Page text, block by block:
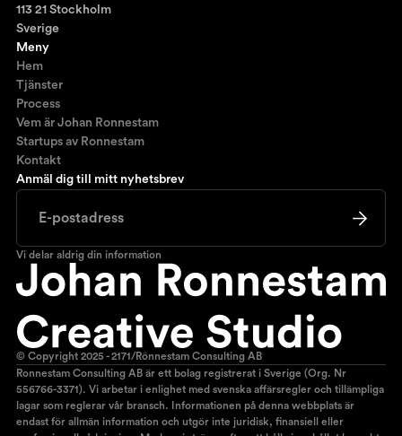
Anmäl dig till mitt nyhetsbrev
Vi delar aldrig din information
113 21 Stockholm
Sverige
Meny
Hem
Tjänster
Process
Vem är Johan Ronnestam
Startups av Ronnestam
Kontakt
© Copyright 2025 - 2171/Rönnestam Consulting AB
Ronnestam Consulting AB är ett bolag registrerat i Sverige (Org. Nr
556766-3371). Vi arbetar i enlighet med svenska affärsregler och tillämpliga
lagar som reglerar vår bransch. Informationen på denna webbplats är
endast för allmän information och utgör inte juridisk, finansiell eller